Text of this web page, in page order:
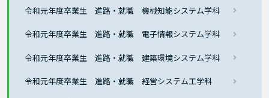
令和元年度卒業生 進路・就職 機械知能システム学科
令和元年度卒業生 進路・就職 電子情報システム学科
令和元年度卒業生 進路・就職 建築環境システム学科
令和元年度卒業生 進路・就職 経営システム工学科